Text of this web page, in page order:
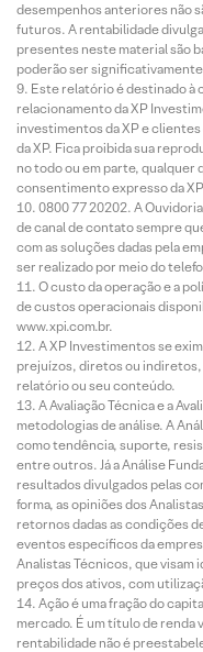
desempenhos anteriores não
futuros. A rentabilidade
presentes neste material são
poderão ser
Este relatório é destinado à
relacionamento da XP
investimentos da XP e
da XP. Fica proibida sua
no todo ou em parte, qualquer
consentimento expresso da
0800 77 20202. A
de canal de contato sempre
com as soluções dadas pela
ser realizado por meio do
O custo da operação e a
de custos operacionais
www.xpi.com.br.
A XP Investimentos se
prejuízos, diretos ou
relatório ou seu conteúdo.
A Avaliação Técnica e a
metodologias de análise. A
como tendência, suporte,
entre outros. Já a Análise
resultados divulgados pelas
forma, as opiniões dos
retornos dadas as condições
eventos específicos da
Analistas Técnicos, que visam
preços dos ativos, com
Ação é uma fração do
mercado. É um título de renda
rentabilidade não é